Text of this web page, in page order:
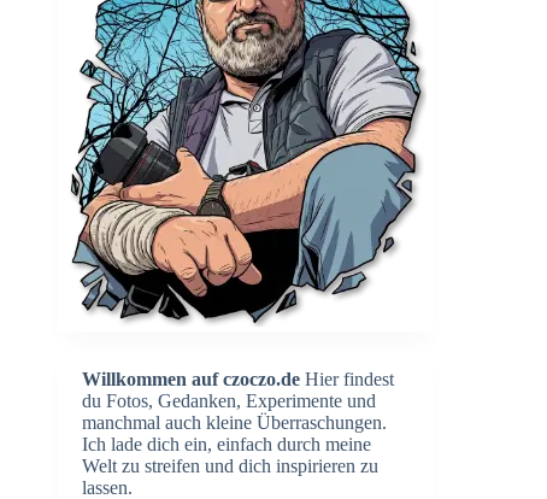
Willkommen auf czoczo.de Hier findest
du Fotos, Gedanken, Experimente und
manchmal auch kleine Überraschungen.
Ich lade dich ein, einfach durch meine
Welt zu streifen und dich inspirieren zu
lassen.